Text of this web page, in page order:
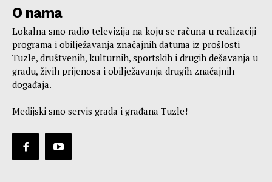
O nama
Lokalna smo radio televizija na koju se računa u realizaciji
programa i obilježavanja značajnih datuma iz prošlosti
Tuzle, društvenih, kulturnih, sportskih i drugih dešavanja u
gradu, živih prijenosa i obilježavanja drugih značajnih
događaja.
Medijski smo servis grada i građana Tuzle!